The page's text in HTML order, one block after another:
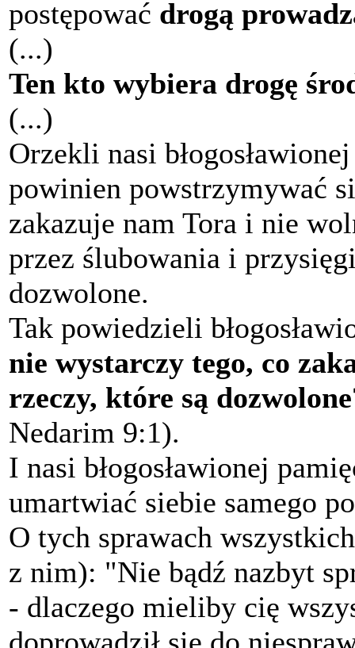
postępować drogą
(...)
Ten kto wybiera drogę
(...)
Orzekli nasi
powinien powstrzymywać
zakazuje nam Tora i nie
przez ślubowania i
dozwolone.
Tak powiedzieli
nie wystarczy tego, co
rzeczy, które są
Nedarim 9:1).
I nasi błogosławionej
umartwiać siebie samego
O tych sprawach
z nim): "Nie bądź nazbyt
- dlaczego mieliby cię